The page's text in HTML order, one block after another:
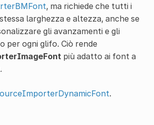
, ma richiede che tutti i
larghezza e altezza, anche se
gli avanzamenti e gli
per ogni glifo. Ciò rende
più adatto ai font a
.